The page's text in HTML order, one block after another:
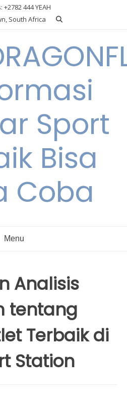
+2782 444 YEAH
South Africa
Sport
Bisa
Coba
Menu
Analisis
tentang
Terbaik di
Station